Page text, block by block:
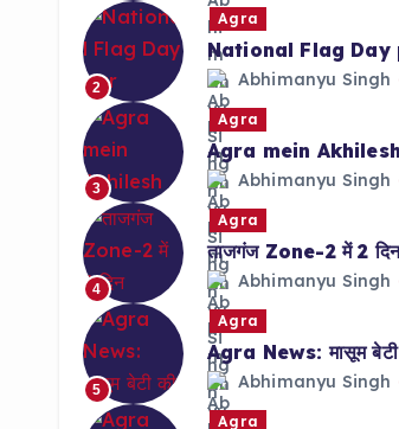
2
Agra
National Flag
Abhimanyu Singh
3
Agra
Agra mein
Abhimanyu Singh
4
Agra
ताजगंज Zone-2 में 2 दिन
Abhimanyu Singh
5
Agra
Agra News: मासूम बेटी
Abhimanyu Singh
Agra